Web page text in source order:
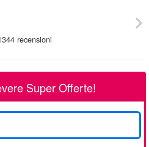
recensioni
Super Offerte!